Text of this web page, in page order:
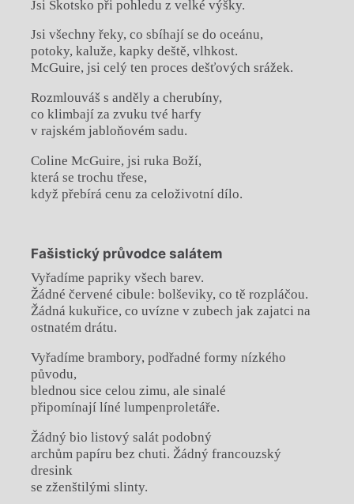
Jsi Skotsko při pohledu z velké výšky.
Jsi všechny řeky, co sbíhají se do oceánu,
potoky, kaluže, kapky deště, vlhkost.
McGuire, jsi celý ten proces dešťových srážek.
Rozmlouváš s anděly a cherubíny,
co klimbají za zvuku tvé harfy
v rajském jabloňovém sadu.
Coline McGuire, jsi ruka Boží,
která se trochu třese,
když přebírá cenu za celoživotní dílo.
Fašistický průvodce salátem
Vyřadíme papriky všech barev.
Žádné červené cibule: bolševiky, co tě rozpláčou.
Žádná kukuřice, co uvízne v zubech jak zajatci na
ostnatém drátu.
Vyřadíme brambory, podřadné formy nízkého
původu,
blednou sice celou zimu, ale sinalé
připomínají líné lumpenproletáře.
Žádný bio listový salát podobný
archům papíru bez chuti. Žádný francouzský
dresink
se zženštilými slinty.